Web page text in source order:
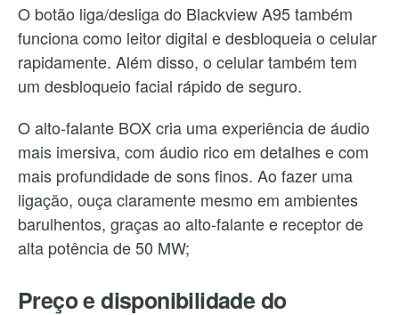
O botão liga/desliga do Blackview A95 também
funciona como leitor digital e desbloqueia o celular
rapidamente. Além disso, o celular também tem
um desbloqueio facial rápido de seguro.
O alto-falante BOX cria uma experiência de áudio
mais imersiva, com áudio rico em detalhes e com
mais profundidade de sons finos. Ao fazer uma
ligação, ouça claramente mesmo em ambientes
barulhentos, graças ao alto-falante e receptor de
alta potência de 50 MW;
Preço e disponibilidade do